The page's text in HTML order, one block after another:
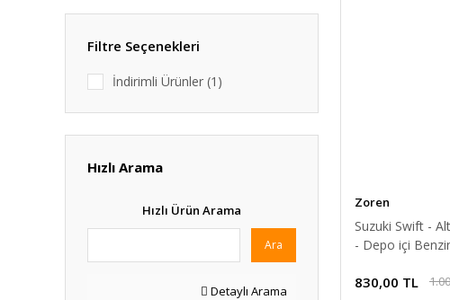
Filtre Seçenekleri
İndirimli Ürünler (1)
Hızlı Arama
Hızlı Ürün Arama
Ara
Detaylı Arama
Zoren
Suzuki Swift -
- Depo içi
830,00 TL